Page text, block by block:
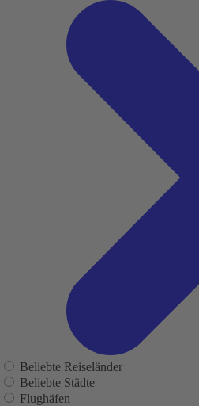
Beliebte Reiseländer
Beliebte Städte
Flughäfen